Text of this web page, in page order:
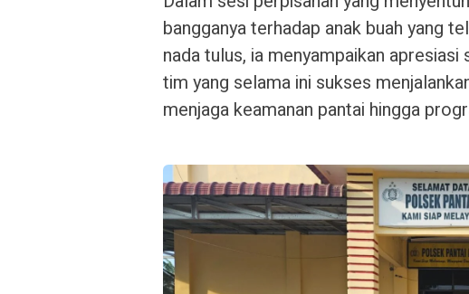
bangganya terhadap anak buah yang
nada tulus, ia menyampaikan
tim yang selama ini sukses
menjaga keamanan pantai hingga